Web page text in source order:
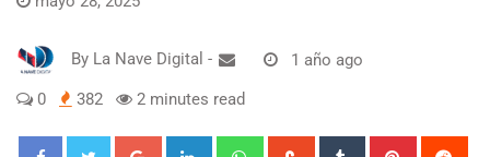
By La Nave Digital - 1 año ago
0 382 2 minutes read
Google+ LinkedIn WhatsappStumbleUpon
Tumblr Pinterest